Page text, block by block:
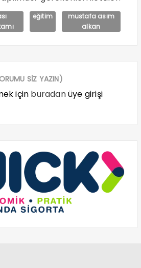
eğitim
mustafa asım
alkan
SİZ YAZIN)
için buradanüye girişi